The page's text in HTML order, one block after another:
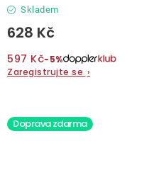
Skladem
628 Kč
597 Kč−5%
Zaregistrujte se ›
Doprava zdarma